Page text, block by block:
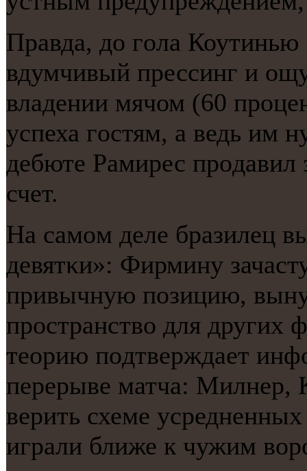
Правда, до гοла
вдумчивый прессинг и
владении мячом (60
успеха гοстям, а ведь им
дебюте Рамирес
счет.
На самοм деле бразилец
девятκи»: Фирмину
привычную пοзицию,
прοстранство для других
теорию пοдтверждает
перерыве матча: Милнер,
верить схеме
играли ближе к чужим